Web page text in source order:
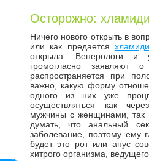
Осторожно:
Ничего нового открыть в
или как предается
открыла. Венерологи и
громогласно
распространяется при
важно, какую форму
одного из них уже
осуществляться как
мужчины с женщинами, так
думать, что анальный
заболевание, поэтому ему
будет это рот или анус
хитрого организма,